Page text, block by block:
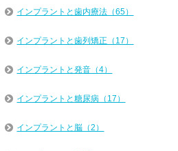
インプラントと歯内療法（65）
インプラントと歯列矯正（17）
インプラントと発音（4）
インプラントと糖尿病（17）
インプラントと脳（2）